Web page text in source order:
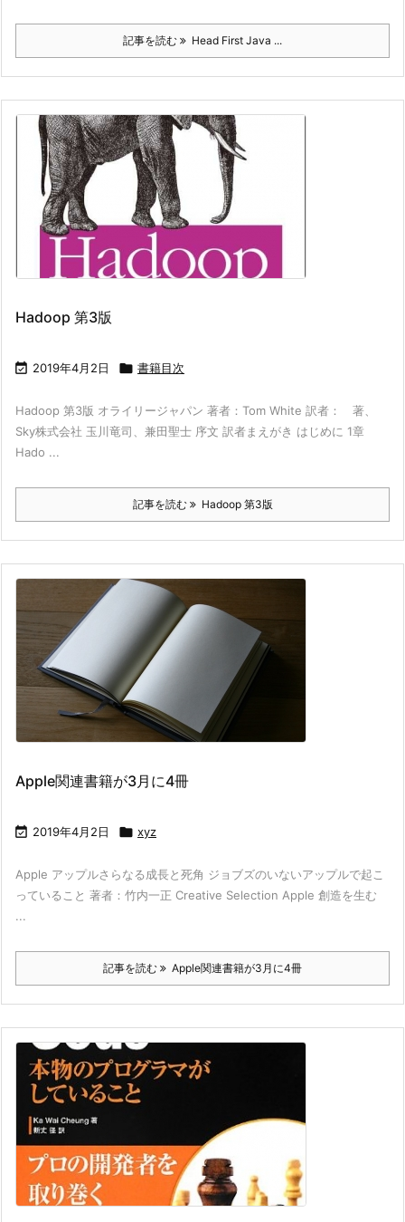
記事を読む Head First Java ...
Hadoop 第3版
 2019年4月2日  書籍目次
Hadoop 第3版 オライリージャパン 著者：Tom White 訳者： 著、
Sky株式会社 玉川竜司、兼田聖士 序文 訳者まえがき はじめに 1章
Hado ...
記事を読む Hadoop 第3版
Apple関連書籍が3月に4冊
 2019年4月2日  xyz
Apple アップルさらなる成長と死角 ジョブズのいないアップルで起こ
っていること 著者：竹内一正 Creative Selection Apple 創造を生む
...
記事を読む Apple関連書籍が3月に4冊